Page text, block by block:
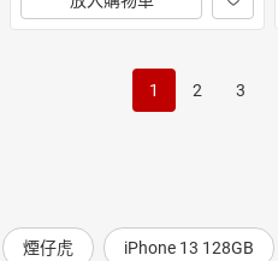
1 2 3
煙仔虎 iPhone 13 128GB